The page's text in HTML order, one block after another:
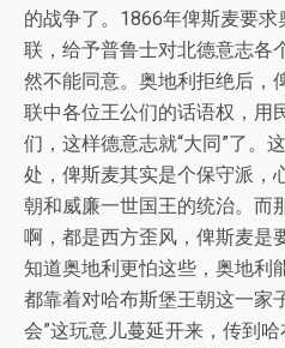
的战争了。1866年俾斯麦要
联，给予普鲁士对北德意志各
然不能同意。奥地利拒绝后，
联中各位王公们的话语权，用
们，这样德意志就“大同”了。
处，俾斯麦其实是个保守派，
朝和威廉一世国王的统治。而
啊，都是西方歪风，俾斯麦是
知道奥地利更怕这些，奥地利
都靠着对哈布斯堡王朝这一家
会”这玩意儿蔓延开来，传到